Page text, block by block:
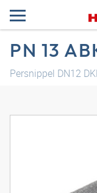
PN 13
Persnippel DN12